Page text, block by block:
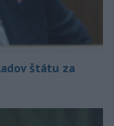
štátu za